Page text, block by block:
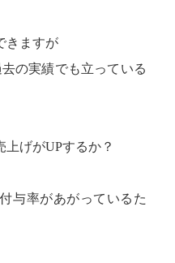
きますが
の実績でも立っている
げがUPするか？
与率があがっているた